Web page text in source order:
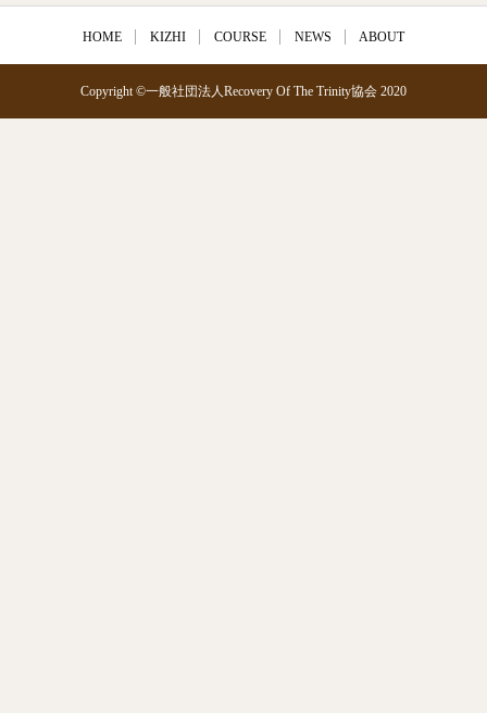
HOME KIZHI COURSE NEWS ABOUT
Copyright ©一般社団法人Recovery Of The Trinity協会 2020